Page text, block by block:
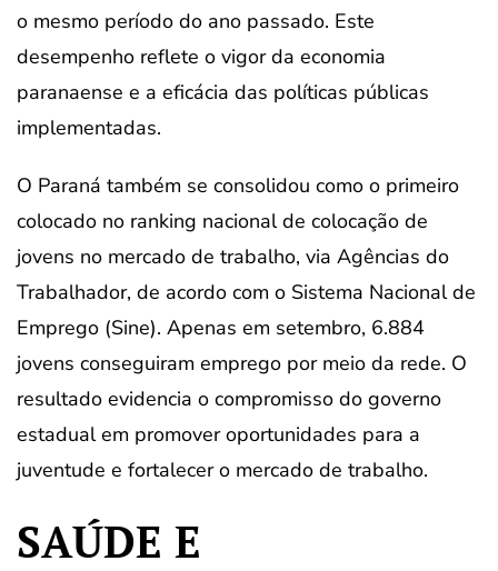
o mesmo período do ano passado. Este
desempenho reflete o vigor da economia
paranaense e a eficácia das políticas públicas
implementadas.
O Paraná também se consolidou como o primeiro
colocado no ranking nacional de colocação de
jovens no mercado de trabalho, via Agências do
Trabalhador, de acordo com o Sistema Nacional de
Emprego (Sine). Apenas em setembro, 6.884
jovens conseguiram emprego por meio da rede. O
resultado evidencia o compromisso do governo
estadual em promover oportunidades para a
juventude e fortalecer o mercado de trabalho.
SAÚDE E